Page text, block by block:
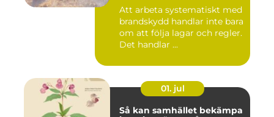
Att arbeta systematiskt med
brandskydd handlar inte bara
om att följa lagar och regler.
Det handlar ...
01. jul
Så kan samhället bekämpa